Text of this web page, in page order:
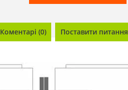
Коментарі (0) Поставити питання